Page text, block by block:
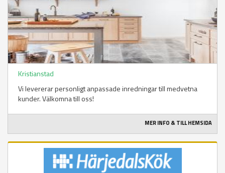
Kristianstad
Vi levererar personligt anpassade inredningar till medvetna
kunder. Välkomna till oss!
MER INFO & TILL HEMSIDA